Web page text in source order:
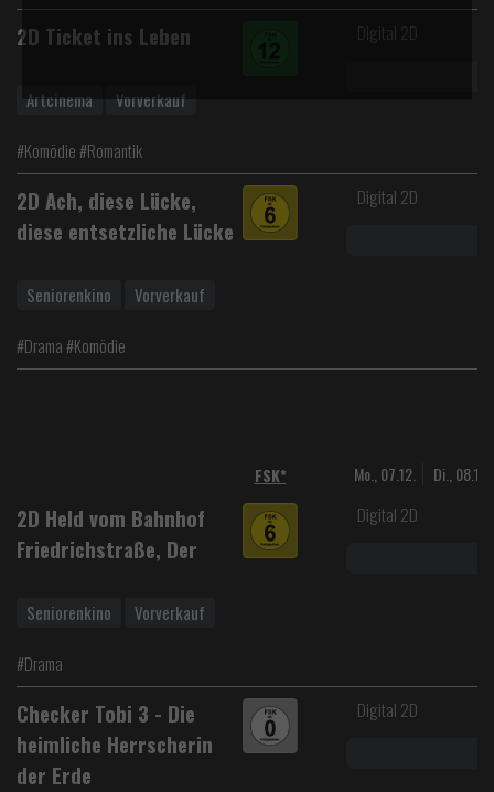
2D Ticket ins Leben
Artcinema Vorverkauf
#Komödie #Romantik
Digital 2D
2D Ach, diese Lücke,
diese entsetzliche Lücke
Seniorenkino Vorverkauf
#Drama #Komödie
Digital 2D
FSK* Mo., 07.12. Di., 08.12.
2D Held vom Bahnhof
Friedrichstraße, Der
Seniorenkino Vorverkauf
#Drama
Digital 2D
Checker Tobi 3 - Die
heimliche Herrscherin
der Erde
Digital 2D